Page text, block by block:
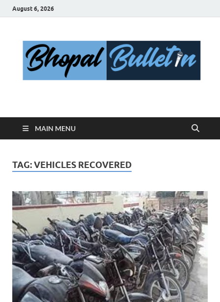
August 6, 2026
Bhopal Bulletin
MAIN MENU
TAG:VEHICLES RECOVERED